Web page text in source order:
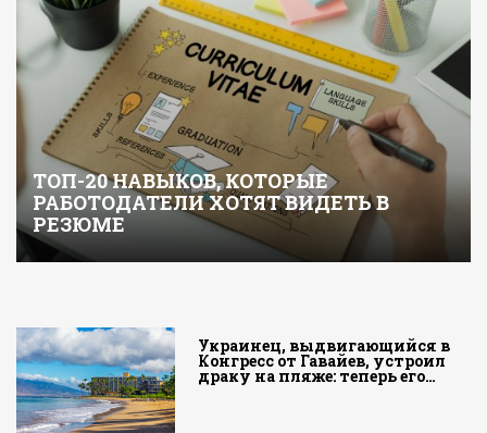
ТОП-20 НАВЫКОВ, КОТОРЫЕ
РАБОТОДАТЕЛИ ХОТЯТ ВИДЕТЬ В
РЕЗЮМЕ
Украинец, выдвигающийся в
Конгресс от Гавайев, устроил
драку на пляже: теперь его…